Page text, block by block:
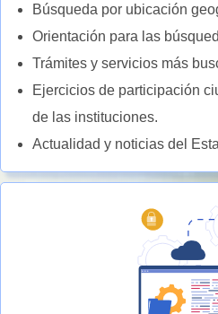
Búsqueda por ubicación
Orientación para las
Trámites y servicios más
Ejercicios de participación
de las instituciones.
Actualidad y noticias del